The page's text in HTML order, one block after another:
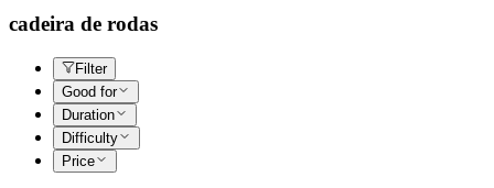
cadeira de rodas
Filter
Good for
Duration
Difficulty
Price